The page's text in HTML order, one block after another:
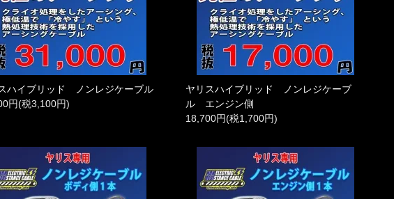
ハイブリッド ノンレジケーブル
円(税3,100円)
ヤリスハイブリッド ノンレジケーブ
ル エンジン側
18,700円(税1,700円)